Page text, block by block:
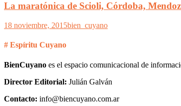
La maratónica de Scioli, Córdoba,
18 noviembre, 2015bien_cuyano
# Espíritu Cuyano
BienCuyano es el espacio comunicacional de
Director Editorial: Julián Galván
Contacto: info@biencuyano.com.ar